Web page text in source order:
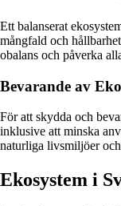
Ett balanserat
mångfald och
obalans och påverka
Bevarande av
För att skydda och
inklusive att minska
naturliga livsmiljöer
Ekosystem i